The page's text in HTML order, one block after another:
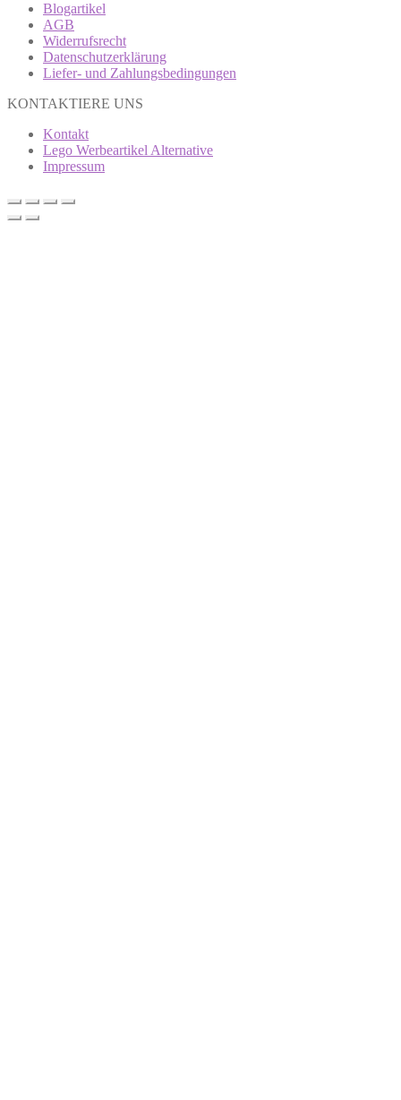
Blogartikel
AGB
Widerrufsrecht
Datenschutzerklärung
Liefer- und Zahlungsbedingungen
KONTAKTIERE UNS
Kontakt
Lego Werbeartikel Alternative
Impressum